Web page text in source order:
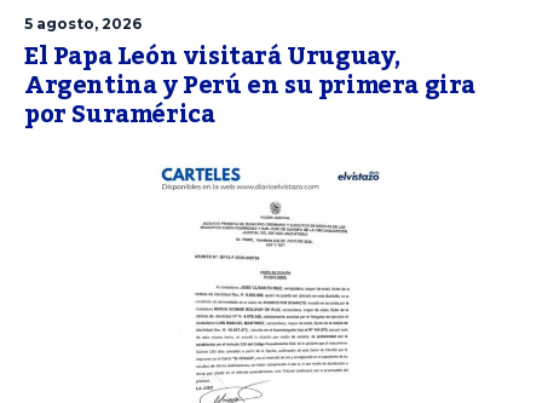
5 agosto, 2026
El Papa León visitará Uruguay,
Argentina y Perú en su primera gira
por Suramérica